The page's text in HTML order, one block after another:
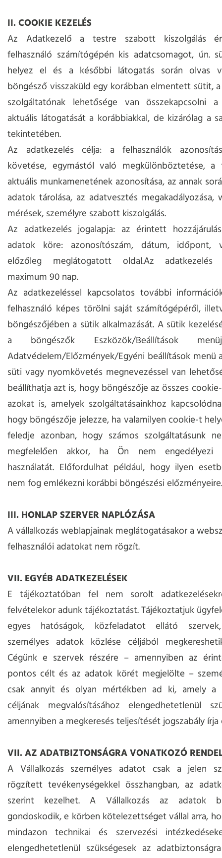
II. COOKIE KEZELÉS
Az Adatkezelő a testre szabott kiszolgálás
felhasználó számítógépén kis adatcsomagot, ún.
helyez el és a későbbi látogatás során olvas
böngésző visszaküld egy korábban elmentett sütit,
szolgáltatónak lehetősége van összekapcsolni a
aktuális látogatását a korábbiakkal, de kizárólag a
tekintetében.
Az adatkezelés célja: a felhasználók
követése, egymástól való megkülönböztetése, a
aktuális munkamenetének azonosítása, az annak
adatok tárolása, az adatvesztés megakadályozása,
mérések, személyre szabott kiszolgálás.
Az adatkezelés jogalapja: az érintett
adatok köre: azonosítószám, dátum, időpont,
előzőleg meglátogatott oldal.Az adatkezelés
maximum 90 nap.
Az adatkezeléssel kapcsolatos további
felhasználó képes törölni saját számítógépéről,
böngészőjében a sütik alkalmazását. A sütik
a böngészők Eszközök/Beállítások
Adatvédelem/Előzmények/Egyéni beállítások menü
süti vagy nyomkövetés megnevezéssel van
beállíthatja azt is, hogy böngészője az összes
azokat is, amelyek szolgáltatásainkhoz
hogy böngészője jelezze, ha valamilyen cookie-t
feledje azonban, hogy számos szolgáltatásunk
megfelelően akkor, ha Ön nem engedélyezi
használatát. Előfordulhat például, hogy ilyen
nem fog emlékezni korábbi böngészési előzményeire.
III. HONLAP SZERVER NAPLÓZÁSA
A vállalkozás weblapjainak meglátogatásakor a
felhasználói adatokat nem rögzít.
VII. EGYÉB ADATKEZELÉSEK
E tájékoztatóban fel nem sorolt
felvételekor adunk tájékoztatást. Tájékoztatjuk
egyes hatóságok, közfeladatot ellátó
személyes adatok közlése céljából
Cégünk e szervek részére – amennyiben az
pontos célt és az adatok körét megjelölte –
csak annyit és olyan mértékben ad ki, amely a
céljának megvalósításához elengedhetetlenül
amennyiben a megkeresés teljesítését jogszabály írja
VII. AZ ADATBIZTONSÁGRA VONATKOZÓ
A Vállalkozás személyes adatot csak a jelen
rögzített tevékenységekkel összhangban, az
szerint kezelhet. A Vállalkozás az adatok
gondoskodik, e körben kötelezettséget vállal arra,
mindazon technikai és szervezési
elengedhetetlenül szükségesek az